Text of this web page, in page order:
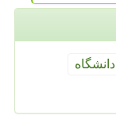
دانشگاه